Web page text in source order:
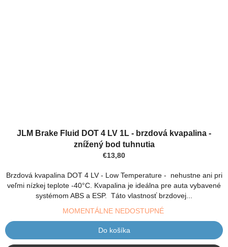
JLM Brake Fluid DOT 4 LV 1L - brzdová kvapalina -
znížený bod tuhnutia
€13,80
Brzdová kvapalina DOT 4 LV - Low Temperature - nehustne ani pri
veľmi nízkej teplote -40°C. Kvapalina je ideálna pre auta vybavené
systémom ABS a ESP. Táto vlastnosť brzdovej...
MOMENTÁLNE NEDOSTUPNÉ
Do košíka